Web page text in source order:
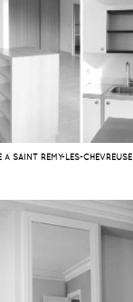
À SAINT RÉMY-LES-CHEVREUSE